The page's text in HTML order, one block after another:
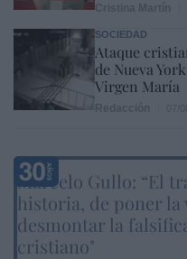
SOCIEDAD
Ataque
de Nueva
Virgen María
Marcelo Gullo: “El
historia, de poner la
desmontar la
cristiano"